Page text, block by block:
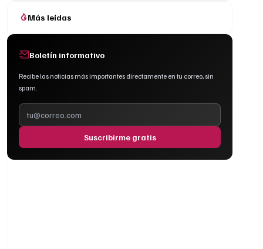
Más leídas
Boletín informativo
Recibe las noticias más importantes directamente en tu correo, sin
spam.
Suscribirme gratis